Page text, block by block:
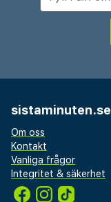
sistaminuten.se
Om oss
Kontakt
Vanliga frågor
Integritet & säkerhet